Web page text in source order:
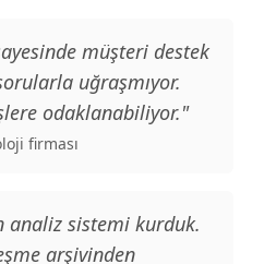
müşteri destek
uğraşmıyor.
odaklanabiliyor."
firması
analiz sistemi kurduk.
arşivinden